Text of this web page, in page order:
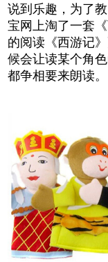
说到乐趣，为了
宝网上淘了一套
的阅读《西游记
候会让读某个角
都争相要来朗读。